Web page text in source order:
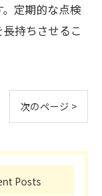
定期的な点検
持ちさせるこ
次のページ >
Posts